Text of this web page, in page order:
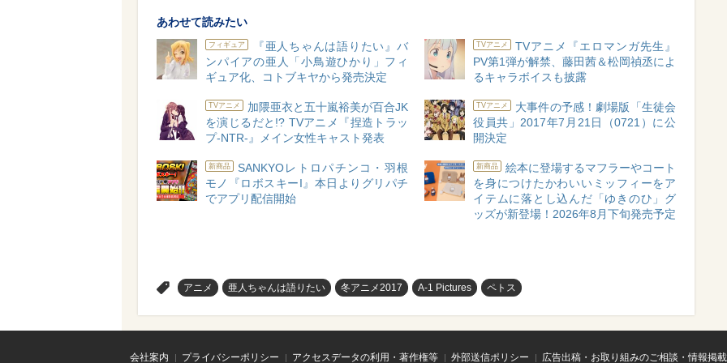
あわせて読みたい
フィギュア
『亜人ちゃんは語りたい』バ
ンパイアの亜人「小鳥遊ひかり」フィ
ギュア化、コトブキヤから発売決定
TVアニメ
TVアニメ『エロマンガ先生』
PV第1弾が解禁、藤田茜＆松岡禎丞によ
るキャラボイスも披露
TVアニメ
加隈亜衣と五十嵐裕美が百合JK
を演じるだと!? TVアニメ『捏造トラッ
プ-NTR-』メイン女性キャスト発表
TVアニメ
大事件の予感！劇場版「生徒会
役員共」2017年7月21日（0721）に公
開決定
新商品
SANKYOレトロパチンコ・羽根
モノ『ロボスキーI』本日よりグリパチ
でアプリ配信開始
新商品
絵本に登場するマフラーやコート
を身につけたかわいいミッフィーをア
イテムに落とし込んだ「ゆきのひ」グ
ッズが新登場！2026年8月下旬発売予定
アニメ 亜人ちゃんは語りたい 冬アニメ2017 A-1 Pictures ペトス
会社案内 プライバシーポリシー アクセスデータの利用・著作権等 外部送信ポリシー 広告出稿・お取り組みのご相談・情報掲